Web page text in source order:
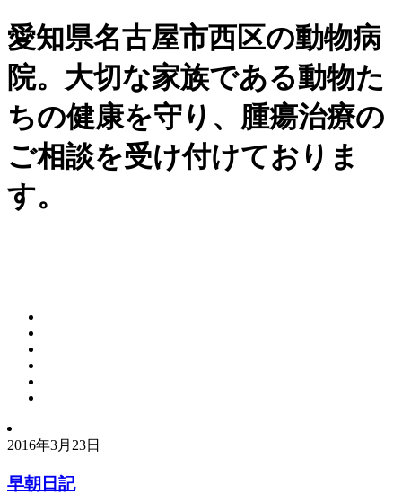
愛知県名古屋市西区の動物病
院。大切な家族である動物た
ちの健康を守り、腫瘍治療の
ご相談を受け付けておりま
す。
2016年3月23日
早朝日記